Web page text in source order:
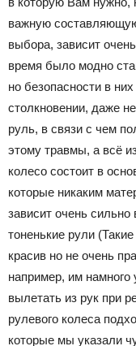
важную
выбора, зависит
время было модно
но безопасности в
столкновении, даже
руль, в связи с чем
этому травмы, а всё
колесо состоит в
которые никаким
зависит очень
тоненькие рули
красив но не очень
например, им намного
вылетать из рук при
рулевого колеса
которые мы указали